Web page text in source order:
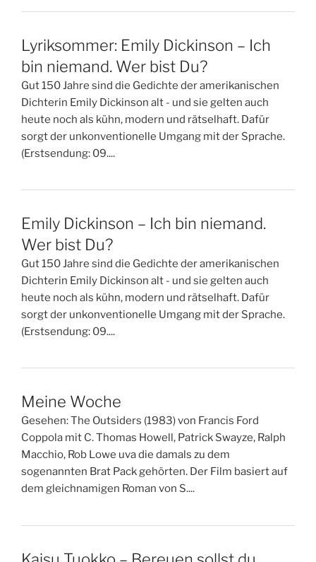
Lyriksommer: Emily Dickinson – Ich
bin niemand. Wer bist Du?
Gut 150 Jahre sind die Gedichte der amerikanischen
Dichterin Emily Dickinson alt - und sie gelten auch
heute noch als kühn, modern und rätselhaft. Dafür
sorgt der unkonventionelle Umgang mit der Sprache.
(Erstsendung: 09....
Emily Dickinson – Ich bin niemand.
Wer bist Du?
Gut 150 Jahre sind die Gedichte der amerikanischen
Dichterin Emily Dickinson alt - und sie gelten auch
heute noch als kühn, modern und rätselhaft. Dafür
sorgt der unkonventionelle Umgang mit der Sprache.
(Erstsendung: 09....
Meine Woche
Gesehen: The Outsiders (1983) von Francis Ford
Coppola mit C. Thomas Howell, Patrick Swayze, Ralph
Macchio, Rob Lowe uva die damals zu dem
sogenannten Brat Pack gehörten. Der Film basiert auf
dem gleichnamigen Roman von S....